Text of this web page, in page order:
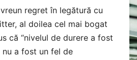
regret în legătură cu
al doilea cel mai bogat
că “nivelul de durere a fost
a fost un fel de